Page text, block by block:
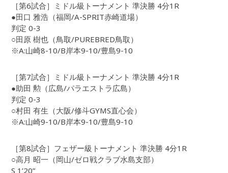
［第6試合］ミドル級トーナメント 準決勝 4分1R
●田口 雅浩（福岡/A-SPRIT赤崎道場）
判定 0-3
○田原 樹也（鳥取/PUREBRED鳥取）
※A:山崎8-10/B岸本9-10/豊島9-10
［第7試合］ミドル級トーナメント 準決勝 4分1R
●助田 勲（広島/パラエストラ広島）
判定 0-3
○村田 有生（大阪/修斗GYMS直心会）
※A:山崎9-10/B岸本9-10/豊島9-10
［第8試合］フェザー級トーナメント 準決勝 4分1R
○高月 昭一（岡山/ゼロ戦クラブ水島支部）
S 1’20”